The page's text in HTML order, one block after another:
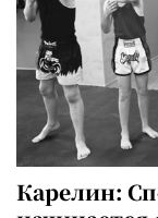
Карелин: